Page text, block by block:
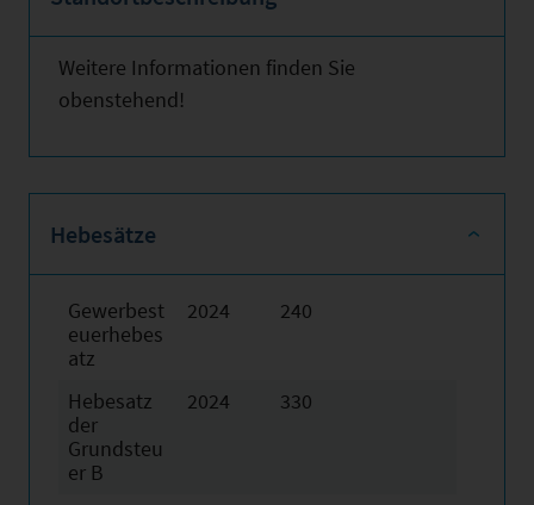
Weitere Informationen finden Sie
obenstehend!
Hebesätze
Gewerbest
euerhebes
atz
2024 240
Hebesatz
der
Grundsteu
er B
2024 330